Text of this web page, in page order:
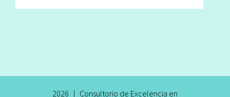
2026 | Consultorio de Excelencia en